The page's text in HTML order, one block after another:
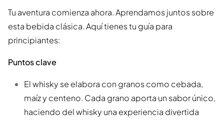
Tu aventura comienza ahora. Aprendamos juntos sobre
esta bebida clásica. Aquí tienes tu guía para
principiantes:
Puntos clave
El whisky se elabora con granos como cebada,
maíz y centeno. Cada grano aporta un sabor único,
haciendo del whisky una experiencia divertida